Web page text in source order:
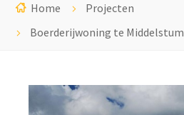
Home
Projecten
Boerderijwoning te Middelstum